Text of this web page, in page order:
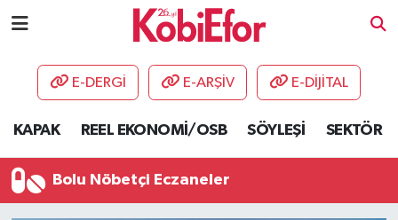
E-DERGİ E-ARŞİV E-DİJİTAL
KAPAK REEL EKONOMİ/OSB SÖYLEŞİ SEKTÖR
Bolu Nöbetçi Eczaneler
AKADEMİ
DESTEK-TEŞVİK
ETKİNLİK